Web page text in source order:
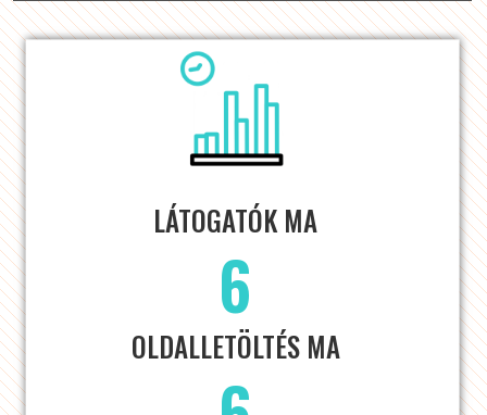
LÁTOGATÓK MA
6
OLDALLETÖLTÉS MA